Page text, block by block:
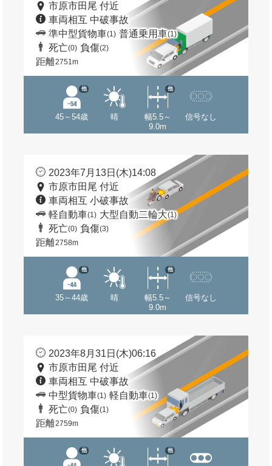
市原市田尾 付近
車両相互 中破事故
準中型貨物車(1) 普通乗用車(1)
死亡(0) 負傷(2)
距離2751m
45～54歳
他
晴
幅5.5～
9.0m
他
信号なし
2023年7月13日(木)14:08
市原市田尾 付近
車両相互 小破事故
軽自動車(1) 大型自動二輪大(1)
死亡(0) 負傷(3)
距離2758m
35～44歳
他
晴
幅5.5～
9.0m
他
信号なし
2023年8月31日(木)06:16
市原市田尾 付近
車両相互 中破事故
中型貨物車(1) 軽自動車(1)
死亡(0) 負傷(1)
距離2759m
他 他